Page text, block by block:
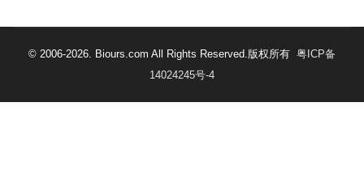
© 2006-2026. Biours.com All Rights Reserved.版权所有 粤ICP备
14024245号-4